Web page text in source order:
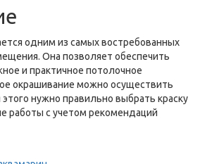
одним из самых востребованных
Она позволяет обеспечить
и практичное потолочное
окрашивание можно осуществить
нужно правильно выбрать краску
работы с учетом рекомендаций